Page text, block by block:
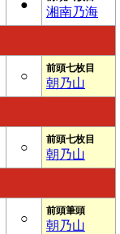
●
湘南乃海
○
前頭七枚目
朝乃山
○
前頭七枚目
朝乃山
○
前頭筆頭
朝乃山